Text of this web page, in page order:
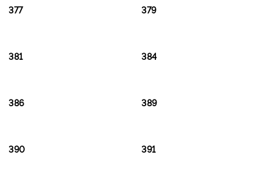
377 379
381 384
386 389
390 391